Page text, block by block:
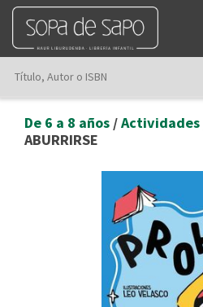
De 6 a 8 años /Actividades
ABURRIRSE